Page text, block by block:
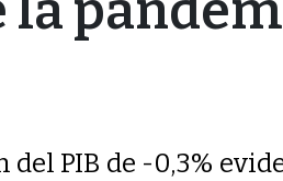
del PIB de -0,3%